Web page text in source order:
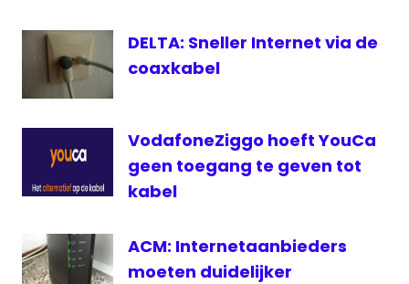
DELTA: Sneller Internet via de
coaxkabel
VodafoneZiggo hoeft YouCa
geen toegang te geven tot
kabel
ACM: Internetaanbieders
moeten duidelijker